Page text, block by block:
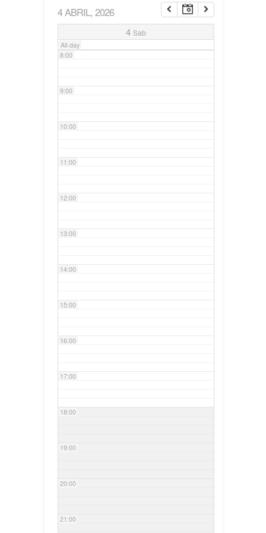
4 ABRIL, 2026
4 Sab
All-day
7:00
8:00
9:00
10:00
11:00
12:00
13:00
14:00
15:00
16:00
17:00
18:00
19:00
20:00
21:00